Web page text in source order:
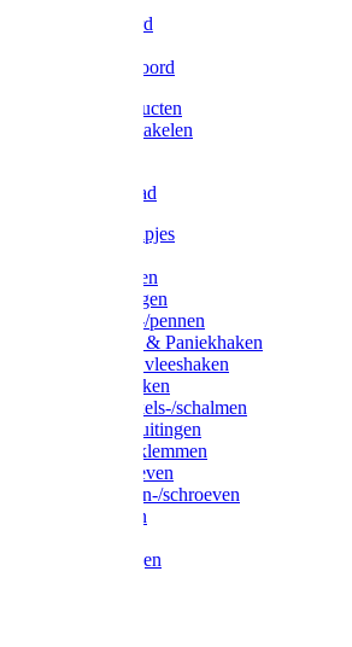
Metselkoord
Elastisch koord
Afdekproducten
Heffen en takelen
Waslijndraad
Simplexknipjes
Sleutelringen
Gelaste ringen
Borgveren-/pennen
Musketons & Paniekhaken
S-haken & vleeshaken
Karabijnhaken
Noodschakels-/schalmen
Harp-/D-sluitingen
Staaldraadklemmen
Spanschroeven
Ringmoeren-/schroeven
Puntkousen
Aanlegringen